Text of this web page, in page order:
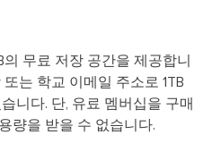
무료 저장 공간을 제공합니
는 학교 이메일 주소로 1TB
니다. 단, 유료 멤버십을 구매
량을 받을 수 없습니다.